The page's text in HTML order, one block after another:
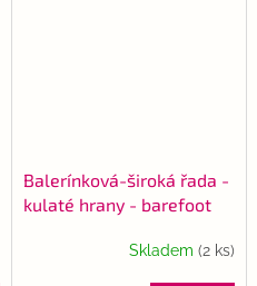
Balerínková-široká řada -
kulaté hrany - barefoot
Skladem (2 ks)